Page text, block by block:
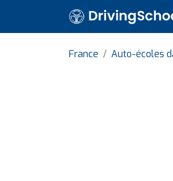
France Auto-écoles